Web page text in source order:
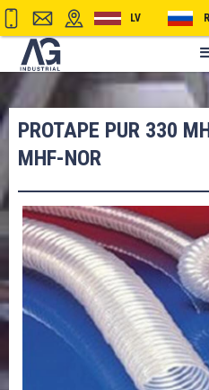
LV
PROTAPE PUR 330
MHF-NOR